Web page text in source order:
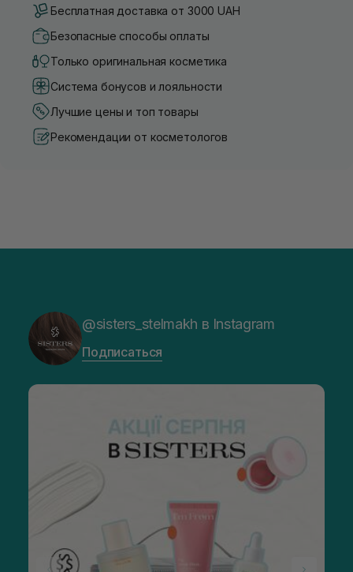
Бесплатная доставка от 3000 UAH
Безопасные способы оплаты
Только оригинальная косметика
Система бонусов и лояльности
Лучшие цены и топ товары
Рекомендации от косметологов
@sisters_stelmakh в Instagram
Подписаться